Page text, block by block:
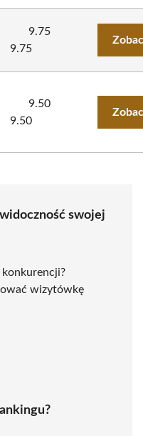
9.75
9.75
9.50
9.50
swojej
wizytówkę